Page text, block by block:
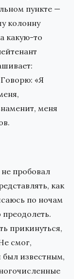
пункте —
колонну
какую-то
«Я
меня
пробовал
как
по ночам
преодолеть.
прикинуться,
смог,
был известным,